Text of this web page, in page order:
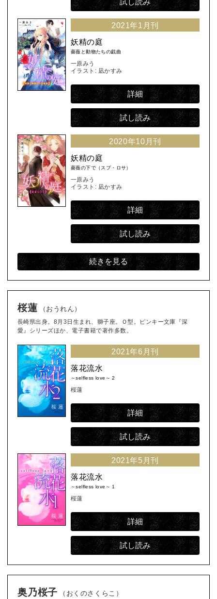
試し読み
2021年1月刊
妖精の庭
薔薇と動物たちの戯曲
一原みう
イラスト: 凪かすみ
詳細
試し読み
2020年10月刊
妖精の庭
薔薇の下で（スプ・ロサ）
一原みう
イラスト: 凪かすみ
詳細
試し読み
続きを見る
桜蓮 （おうれん）
長崎県出身。8月3日生まれ、獅子座。Ｏ型。ピンキー文庫『深
愛』シリーズほか、電子書籍で著作多数。
2021年6月刊
落花流水
～selfless love～ 2
桜蓮
詳細
試し読み
2021年5月刊
落花流水
～selfless love～ 1
桜蓮
詳細
試し読み
奥乃桜子 （おくのさくらこ）